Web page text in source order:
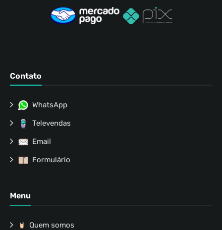
Contato
WhatsApp
Televendas
Email
Formulário
Menu
Quem somos